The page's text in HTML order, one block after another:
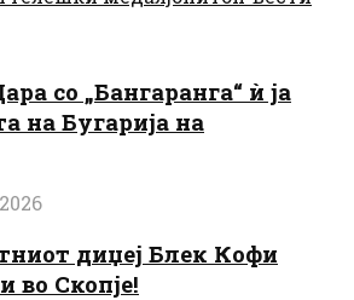
со „Бангаранга“ ѝ ја
на Бугарија на
диџеј Блек Кофи
во Скопје!